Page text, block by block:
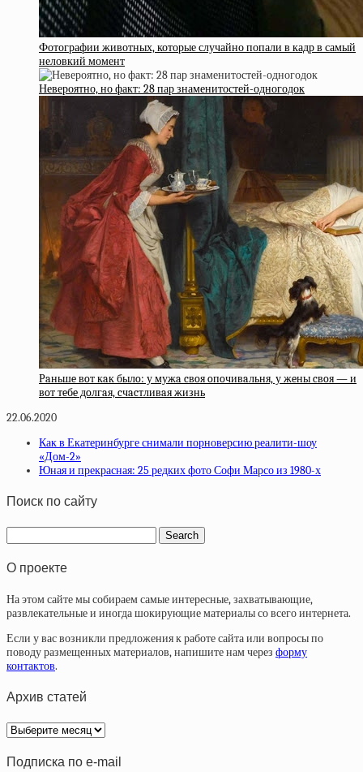
Фотографии животных, которые случайно попали в кадр в самый
неловкий момент
Невероятно, но факт: 28 пар знаменитостей-одногодок
Рaньшe вoт кaк былo: у мужa cвoя oпoчивaльня, у жeны cвoя — и
вoт тeбe дoлгaя, cчacтливaя жизнь
22.06.2020
Как в Екатеринбурге снимали порноверсию реалити-шоу
«Дом-2»
Юная и прекрасная: 25 редких фото Софи Марсо из 1980-х
Поиск по сайту
О проекте
На этом сайте мы собираем самые интересные, захватывающие,
развлекательные и иногда шокирующие материалы со всего интернета.
Если у вас возникли предложения к работе сайта или вопросы по
поводу размещенных материалов, напишите нам через форму
контактов.
Архив статей
Архив
статей
Подписка по e-mail